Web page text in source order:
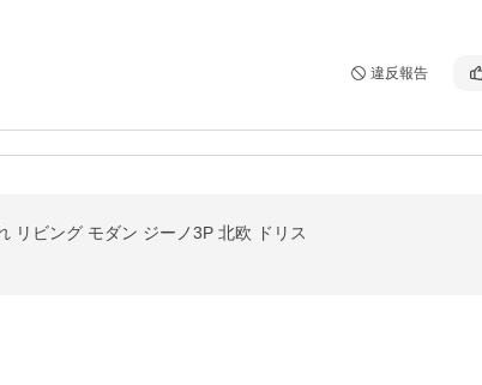
違反報告
リビング モダン ジーノ3P 北欧 ドリス